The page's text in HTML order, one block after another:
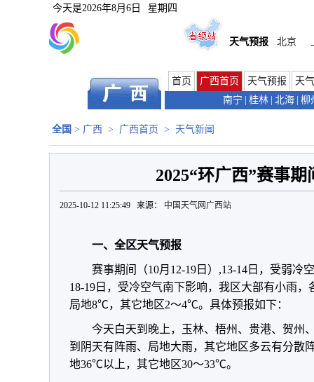
今天是2026年8月6日 星期四
天气预报 北京
首页 广西首页 天气预报
天
南宁
桂林 北海 柳
全国 > 广西 > 广西首页 > 天气新闻
2025“环广西”赛事
2025-10-12 11:25:49 来源： 中国天气网广西站
一、全区天气预报
赛事期间（10月12-19日）,13-14日，受弱冷
18-19日，受冷空气南下影响，我区大部有小雨
局地8℃，其它地区2～4℃。具体预报如下：
今天白天到晚上，玉林、梧州、贵港、贺州
到阴天有阵雨、局地大雨，其它地区多云有分散
地36℃以上，其它地区30～33℃。